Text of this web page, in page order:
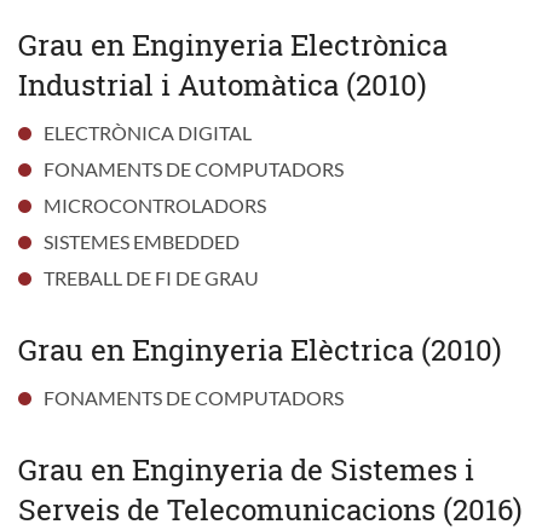
Grau en Enginyeria Electrònica
Industrial i Automàtica (2010)
ELECTRÒNICA DIGITAL
FONAMENTS DE COMPUTADORS
MICROCONTROLADORS
SISTEMES EMBEDDED
TREBALL DE FI DE GRAU
Grau en Enginyeria Elèctrica (2010)
FONAMENTS DE COMPUTADORS
Grau en Enginyeria de Sistemes i
Serveis de Telecomunicacions (2016)